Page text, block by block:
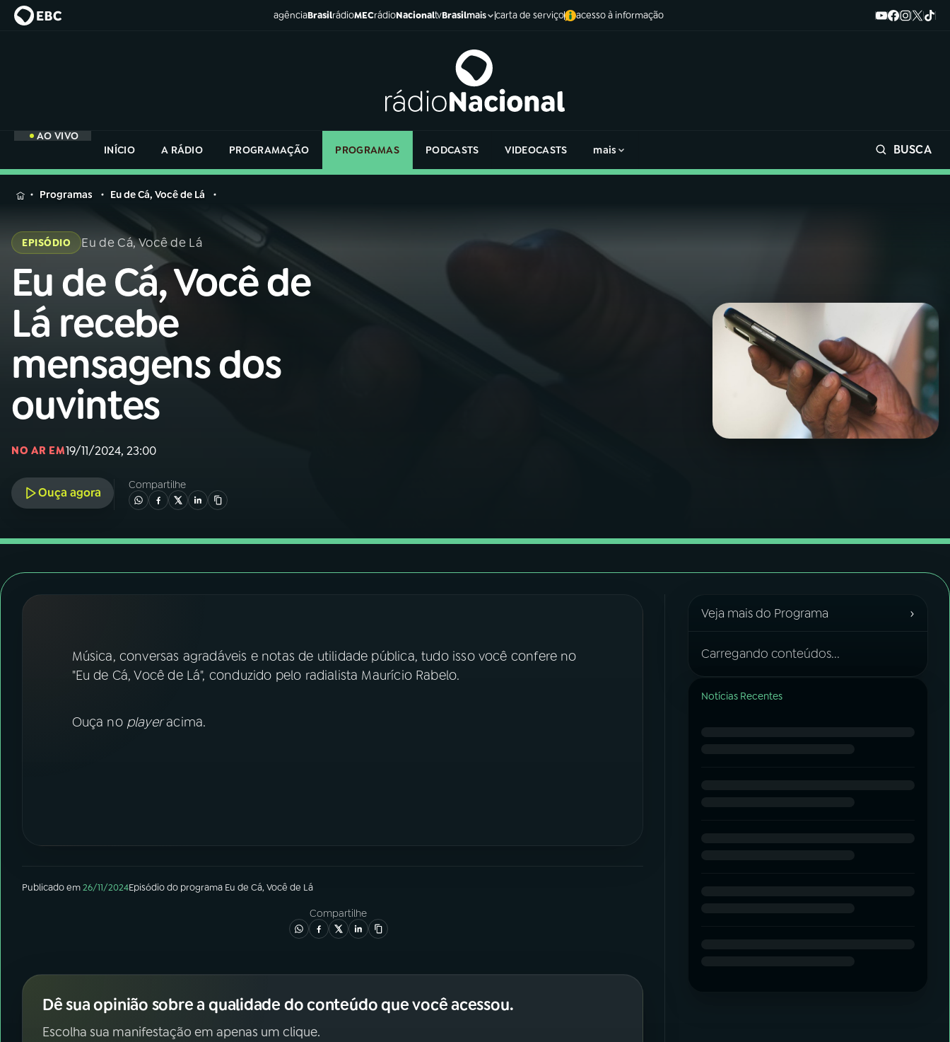
agênciaBrasilrádioMECrádioNacionaltvBrasilmais carta de serviço acesso à informação
AO VIVO
INÍCIO
A RÁDIO PROGRAMAÇÃO PROGRAMAS PODCASTS VIDEOCASTS mais BUSCA
MENU
Buscar
na
Rádio
Nacional
AO VIVO
01INÍCIO
A RÁDIO
03PROGRAMAÇÃO
04PROGRAMAS
05PODCASTS
FESTIVAL DE MÚSICA
ACOMPANHE A RÁDIO NACIONAL
na
Rádio
Programas Eu de Cá, Você de Lá
EPISÓDIO Eu de Cá, Você de Lá
Eu de Cá, Você de
Lá recebe
mensagens dos
ouvintes
NO AR EM19/11/2024, 23:00
Ouça agora
Compartilhe
Música, conversas agradáveis e notas de utilidade pública, tudo isso você confere no
"Eu de Cá, Você de Lá", conduzido pelo radialista Maurício Rabelo.
Ouça noplayeracima.
Publicado em26/11/2024Episódiodo programa Eu de Cá, Você de Lá
Compartilhe
Dê sua opinião sobre a qualidade do conteúdo que você acessou.
Escolha sua manifestação em apenas um clique.
Veja mais do Programa ›
Carregando conteúdos...
Notícias Recentes